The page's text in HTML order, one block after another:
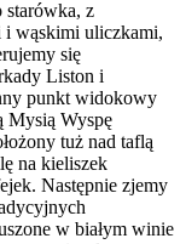
starówka, z
i wąskimi uliczkami,
się
Liston i
punkt widokowy
Mysią Wyspę
tuż nad taflą
na kieliszek
Następnie zjemy
w białym winie